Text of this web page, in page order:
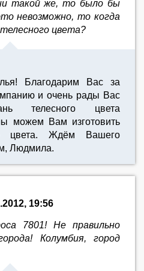
такой же, то было бы
невозможно, то когда
цвета?
Благодарим Вас за
и очень рады Вас
телесного цвета
можем Вам изготовить
цвета. Ждём Вашего
Людмила.
19:56
7801! Не правильно
Колумбия, город